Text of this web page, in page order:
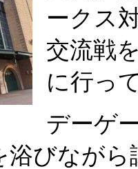
ークス
交流戦
に行っ
デーゲ
浴びなが